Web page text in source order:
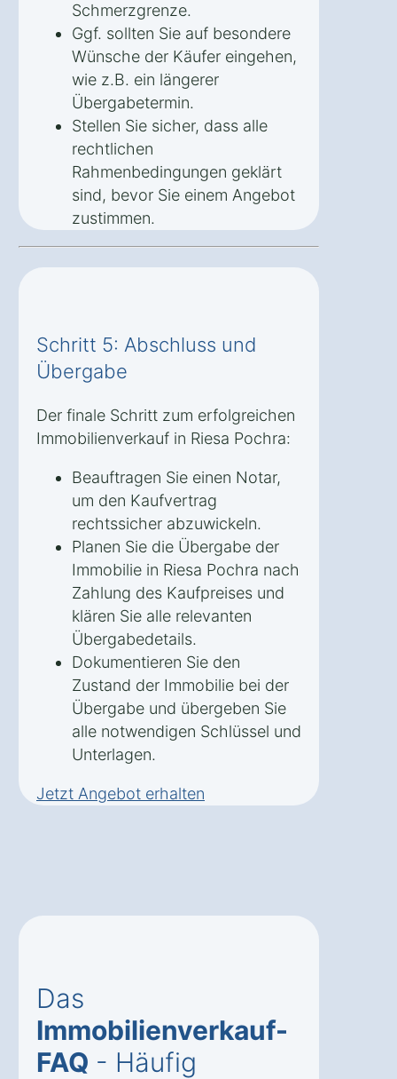
Schmerzgrenze.
Ggf. sollten Sie auf besondere
Wünsche der Käufer eingehen,
wie z.B. ein längerer
Übergabetermin.
Stellen Sie sicher, dass alle
rechtlichen
Rahmenbedingungen geklärt
sind, bevor Sie einem Angebot
zustimmen.
Schritt 5: Abschluss und
Übergabe
Der finale Schritt zum erfolgreichen
Immobilienverkauf in Riesa Pochra:
Beauftragen Sie einen Notar,
um den Kaufvertrag
rechtssicher abzuwickeln.
Planen Sie die Übergabe der
Immobilie in Riesa Pochra nach
Zahlung des Kaufpreises und
klären Sie alle relevanten
Übergabedetails.
Dokumentieren Sie den
Zustand der Immobilie bei der
Übergabe und übergeben Sie
alle notwendigen Schlüssel und
Unterlagen.
Jetzt Angebot erhalten
Das
Immobilienverkauf-
FAQ - Häufig